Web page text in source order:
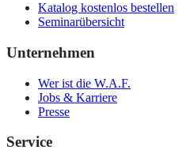
Katalog kostenlos bestellen
Seminarübersicht
Unternehmen
Wer ist die W.A.F.
Jobs & Karriere
Presse
Service